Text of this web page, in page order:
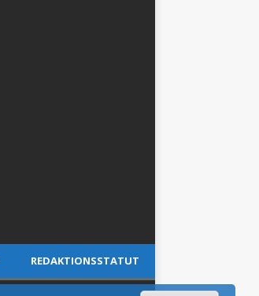
REDAKTIONSSTATUT